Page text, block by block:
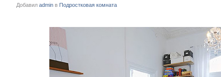
Добавил admin в Подростковая комната